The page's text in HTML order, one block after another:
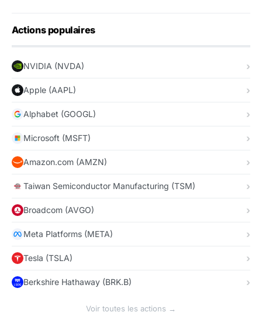
Actions populaires
NVIDIA (NVDA)
Apple (AAPL)
Alphabet (GOOGL)
Microsoft (MSFT)
Amazon.com (AMZN)
Taiwan Semiconductor Manufacturing (TSM)
Broadcom (AVGO)
Meta Platforms (META)
Tesla (TSLA)
Berkshire Hathaway (BRK.B)
Voir toutes les actions →